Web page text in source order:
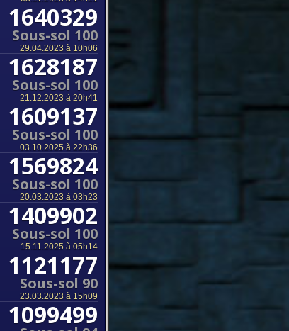
1640329
Sous-sol 100
29.04.2023 à 10h06
1628187
Sous-sol 100
21.12.2023 à 20h41
1609137
Sous-sol 100
03.10.2025 à 22h36
1569824
Sous-sol 100
20.03.2023 à 03h23
1409902
Sous-sol 100
15.11.2025 à 05h14
1121177
Sous-sol 90
23.03.2023 à 15h09
1099499